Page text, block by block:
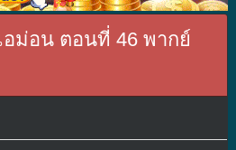
อม่อน ตอนที่ 46 พากย์